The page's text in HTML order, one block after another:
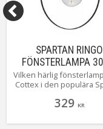
SPARTAN RINGO
FÖNSTERLAMPA
SVART
Vilken härlig
Cottex i den populära
i svart varmt
egen prägel på din
329 KR